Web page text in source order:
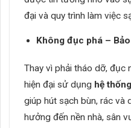
đại và quy trình làm việc
Không đục phá –
Thay vì phải tháo dỡ, đục
hiện đại sử dụng hệ
giúp hút sạch bùn, rác và
hưởng đến nền nhà, sân